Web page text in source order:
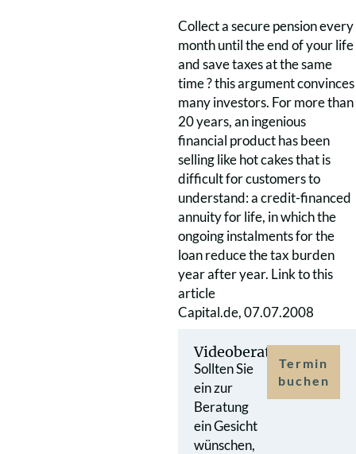
Collect a secure pension every
month until the end of your life
and save taxes at the same
time ? this argument convinces
many investors. For more than
20 years, an ingenious
financial product has been
selling like hot cakes that is
difficult for customers to
understand: a credit-financed
annuity for life, in which the
ongoing instalments for the
loan reduce the tax burden
year after year. Link to this
article
Capital.de, 07.07.2008
Videoberatung
Sollten Sie
ein zur
Beratung
ein Gesicht
wünschen,
Termin
buchen